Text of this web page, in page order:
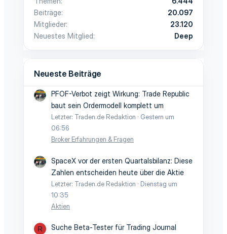
Beiträge
20.097
Mitglieder
23.120
Neuestes Mitglied
Deep
Neueste Beiträge
PFOF-Verbot zeigt Wirkung: Trade Republic
baut sein Ordermodell komplett um
Letzter: Traden.de Redaktion
Gestern um
06:56
Broker Erfahrungen & Fragen
SpaceX vor der ersten Quartalsbilanz: Diese
Zahlen entscheiden heute über die Aktie
Letzter: Traden.de Redaktion
Dienstag um
10:35
Aktien
R Suche Beta-Tester für Trading Journal